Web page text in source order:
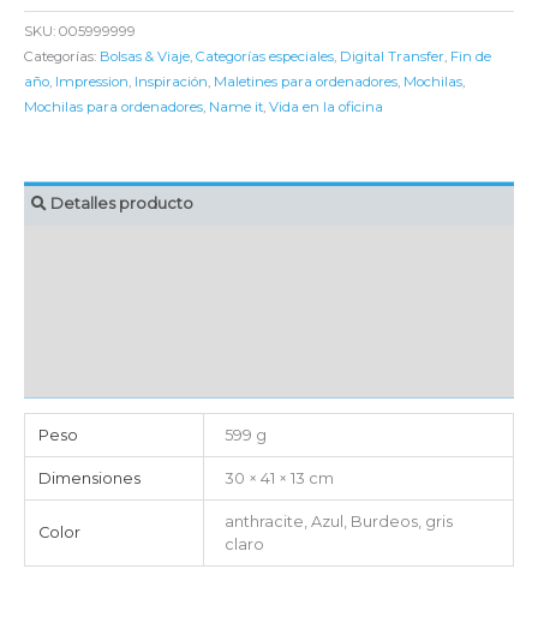
SKU: 005999999
Categorías: Bolsas & Viaje, Categorías especiales, Digital Transfer, Fin de
año, Impression, Inspiración, Maletines para ordenadores, Mochilas,
Mochilas para ordenadores, Name it, Vida en la oficina
Detalles producto
Peso 599 g
Dimensiones 30 × 41 × 13 cm
Color
anthracite, Azul, Burdeos, gris
claro